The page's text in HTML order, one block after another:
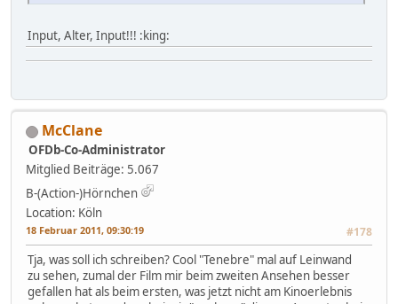
Input, Alter, Input!!! :king:
McClane
OFDb-Co-Administrator
Mitglied Beiträge: 5.067
B-(Action-)Hörnchen
Location: Köln
18 Februar 2011, 09:30:19 #178
Tja, was soll ich schreiben? Cool "Tenebre" mal auf Leinwand
zu sehen, zumal der Film mir beim zweiten Ansehen besser
gefallen hat als beim ersten, was jetzt nicht am Kinoerlebnis